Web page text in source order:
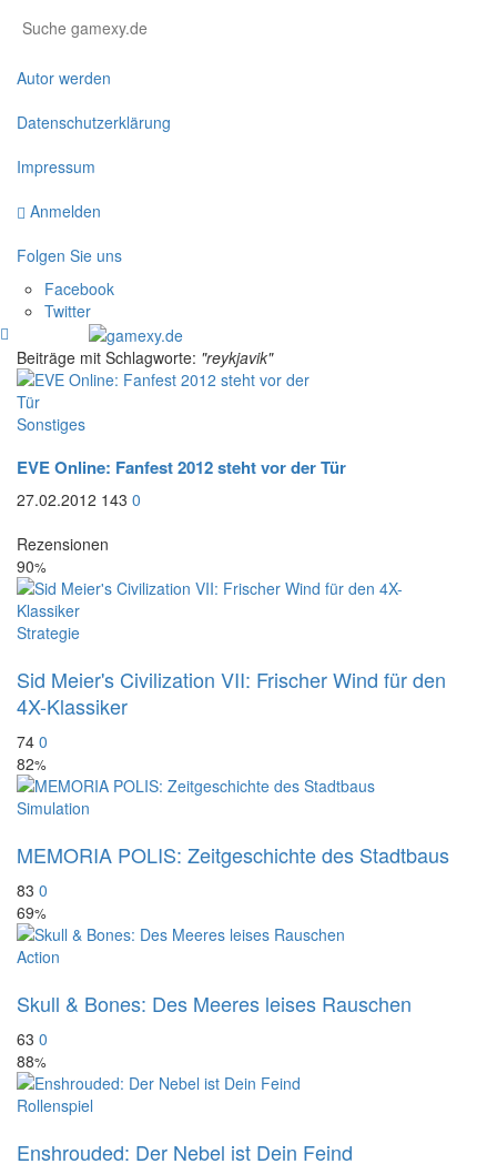
Autor werden
Datenschutzerklärung
Impressum
Anmelden
Folgen Sie uns
Facebook
Twitter
Beiträge mit Schlagworte: "reykjavik"
Sonstiges
EVE Online: Fanfest 2012 steht vor der Tür
27.02.2012 143 0
Rezensionen
90%
Strategie
Sid Meier's Civilization VII: Frischer Wind für den
4X-Klassiker
74 0
82%
Simulation
MEMORIA POLIS: Zeitgeschichte des Stadtbaus
83 0
69%
Action
Skull & Bones: Des Meeres leises Rauschen
63 0
88%
Rollenspiel
Enshrouded: Der Nebel ist Dein Feind